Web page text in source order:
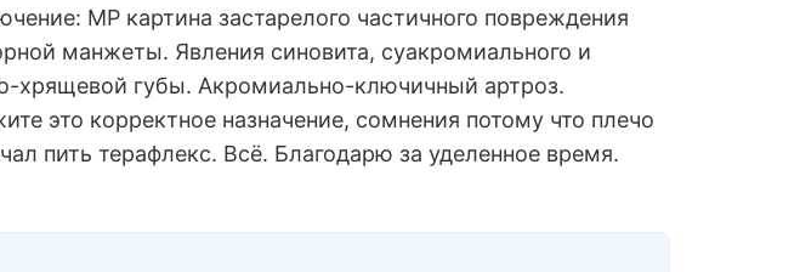
МР картина застарелого частичного повреждения
манжеты. Явления синовита, суакромиального и
хрящевой губы. Акромиально-ключичный артроз.
это корректное назначение, сомнения потому что плечо
пить терафлекс. Всё. Благодарю за уделенное время.